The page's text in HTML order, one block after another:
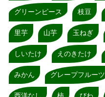
グリーンピース 枝豆
里芋 山芋 玉ねぎ
しいたけ えのきたけ
みかん グレープフルーツ